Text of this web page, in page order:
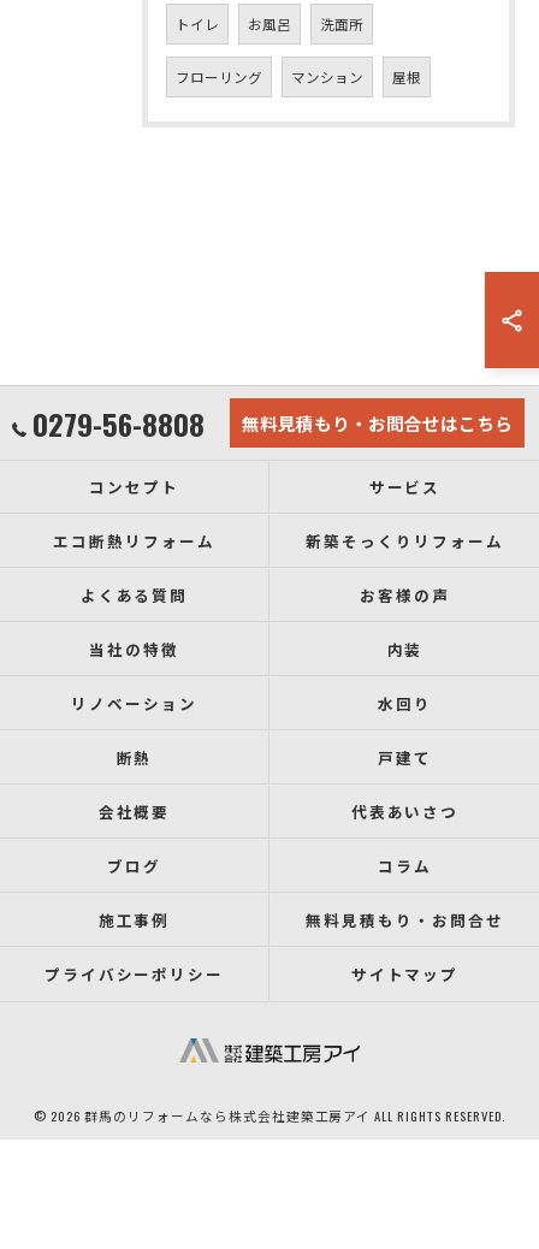
トイレ お風呂 洗面所
フローリング マンション 屋根
0279-56-8808 無料見積もり・お問合せはこちら
コンセプト サービス
エコ断熱リフォーム 新築そっくりリフォーム
よくある質問 お客様の声
当社の特徴 内装
リノベーション 水回り
断熱 戸建て
会社概要 代表あいさつ
ブログ コラム
施工事例 無料見積もり・お問合せ
プライバシーポリシー サイトマップ
© 2026 群馬のリフォームなら株式会社建築工房アイ ALL RIGHTS RESERVED.